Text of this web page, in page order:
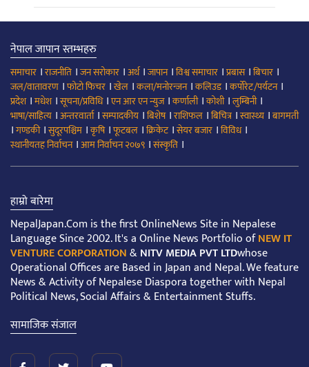
नेपाल जापान स्तम्भहरु
समाचार ।राजनीति ।जन सरोकार ।अर्थ।जापान।विश्व समाचार ।प्रबास।बिचार ।
जल/वातावरण ।फोटो फिचर ।खेल ।कला/मनोरन्जन।कलिउड।कर्पोरेट/पर्यटन।
प्रदेश।मधेश।सूचना/प्रविधि।एन आर एन न्युज।कर्णाली।कोशी।लुम्बिनी।
भाषा/साहित्य ।अन्तरवार्ता।सम्पादकीय ।बिशेष।राशिफल ।बिचित्र।स्वास्थ्य ।बागमती
।गण्डकी।सुदूरपश्चिम ।कृषि।फूटबल ।क्रिकेट।सेयर बजार ।विविध।
स्थानीयतह निर्वाचन।आम निर्वाचन २०७९ ।संस्कृति ।
हाम्रो बारेमा
NepalJapan.Com is the first OnlineNews Site in Nepalese
Language Since 2002. It's a Online News Portfolio ofNEW IT
VENTURE CORPORATION&NITV MEDIA PVT LTDwhose
Operational Offices are Based in Japan and Nepal. We feature
News & Activity of Nepalese Diaspora together with Nepal
Political News, Social Affairs & Entertainment Stuffs.
सामाजिक संजाल